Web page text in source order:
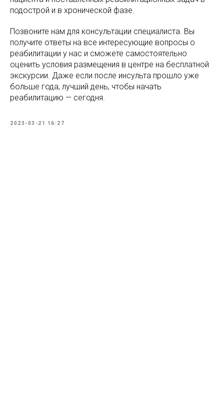
подострой и в хронической фазе.
Позвоните нам для консультации специалиста. Вы
получите ответы на все интересующие вопросы о
реабилитации у нас и сможете самостоятельно
оценить условия размещения в центре на бесплатной
экскурсии. Даже если после инсульта прошло уже
больше года, лучший день, чтобы начать
реабилитацию — сегодня.
2023-03-21 16:27